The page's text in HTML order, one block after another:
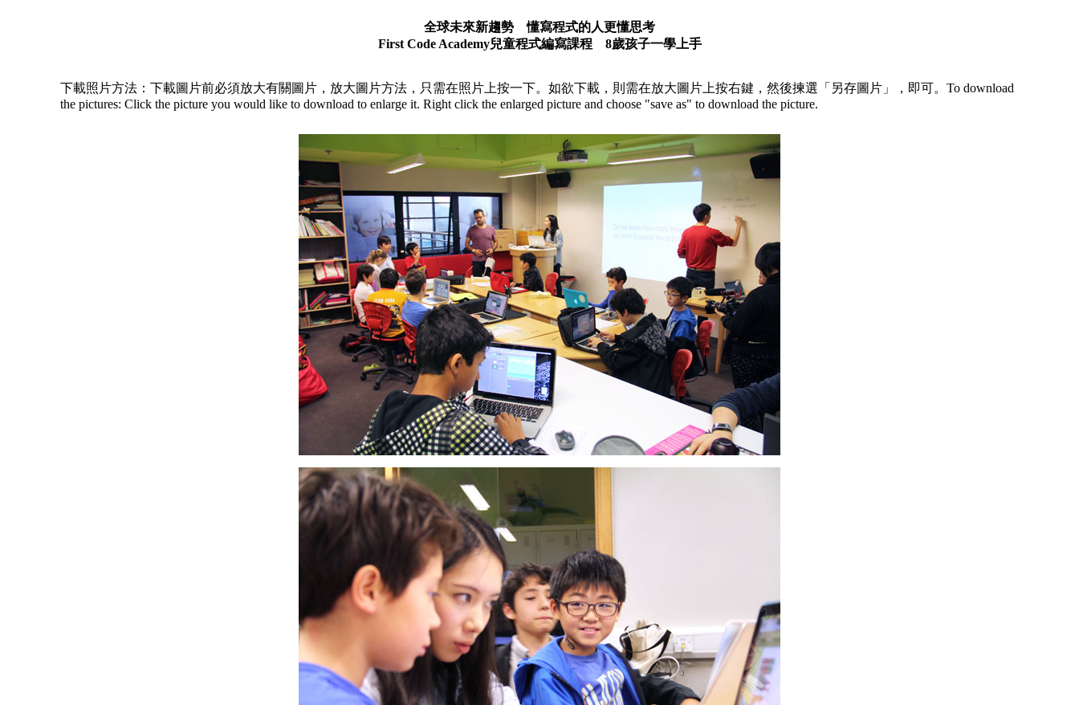
全球未來新趨勢 懂寫程式的人更懂思考
First Code Academy兒童程式編寫課程 8歲孩子一學上手
下載照片方法：下載圖片前必須放大有關圖片，放大圖片方法，只需在照片上按一下。如欲下載，則需在放大圖片上按右鍵，然後揀選「另存圖片」，即可。To download
the pictures: Click the picture you would like to download to enlarge it. Right click the enlarged picture and choose "save as" to download the picture.